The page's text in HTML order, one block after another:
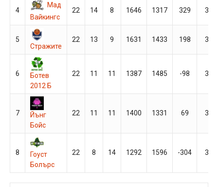
4
Мад
Вайкингс
22 14 8 1646 1317 329 36
5
Стражите
22 13 9 1631 1433 198 35
6
Ботев
2012 Б
22 11 11 1387 1485 -98 33
7
Йънг
Бойс
22 11 11 1400 1331 69 33
8
Гоуст
Болърс
22 8 14 1292 1596 -304 30